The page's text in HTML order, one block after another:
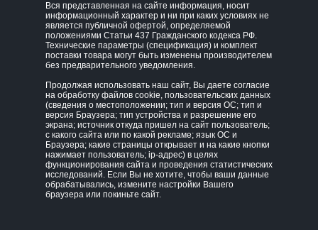
Вся представленная на сайте информация, носит
информационный характер и ни при каких условиях не
является публичной офертой, определяемой
положениями Статьи 437 Гражданского кодекса РФ.
Технические параметры (спецификация) и комплект
поставки товара могут быть изменены производителем
без предварительного уведомления.
Продолжая использовать наш сайт, Вы даете согласие
на обработку файлов cookie, пользовательских данных
(сведения о местоположении; тип и версия ОС; тип и
версия Браузера; тип устройства и разрешение его
экрана; источник откуда пришел на сайт пользователь;
с какого сайта или по какой рекламе; язык ОС и
Браузера; какие страницы открывает и на какие кнопки
нажимает пользователь; ip-адрес) в целях
функционирования сайта и проведения статистических
исследований. Если Вы не хотите, чтобы ваши данные
обрабатывались, измените настройки Вашего
браузера или покиньте сайт.